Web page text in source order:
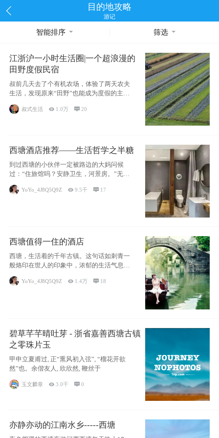
目的地攻略
游记
智能排序 筛选
江浙沪一小时生活圈|一个超浪漫的
田野度假民宿
叔前几天去了个有机农场，体验了两天农夫
生活，发现原来“田野”也能成为度假的主旋
律。江
叔式生活  1.0万 20
西塘酒店推荐——生活哲学之半糖
到过西塘的小伙伴一定被路边的大妈问候
过：“住旅馆吗？安静卫生，河景房。”无意
YoYo_4J8Q5Q9Z 9.5千  17
西塘值得一住的酒店
西塘，生活着的千年古镇。这句话如刺青一
般烙印在世人的印象中，浓郁的生活气息，
小桥流水
YoYo_4J8Q5Q9Z  1.4万  18
碧草芊芊晴吐芽 - 浙省嘉善西塘古镇
之零珠片玉
甲申立夏甫过, 正“熏风初入弦”, “榴花开欲
然”也。余偕友人, 欣欣然, 鞭丝于
玉文麟章  3.0千 0
亦静亦动的江南水乡-----西塘